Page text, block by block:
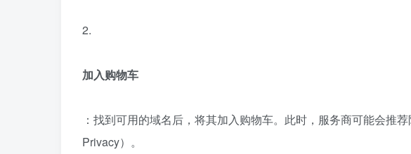
2.
加入购物车
：找到可用的域名后，将其加入购物车。此时，服务商可能会推
Privacy）。